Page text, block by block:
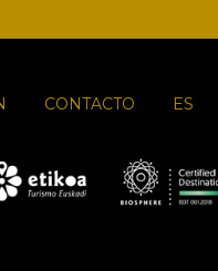
CONTACTO ES